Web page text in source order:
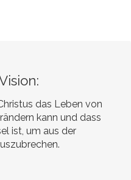
das Leben von
kann und dass
ist, um aus der